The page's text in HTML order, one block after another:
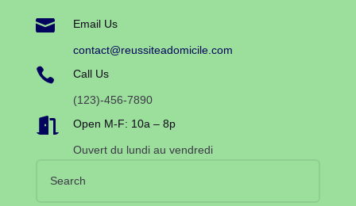
 Email Us
contact@reussiteadomicile.com
 Call Us
(123)-456-7890
 Open M-F: 10a – 8p
Ouvert du lundi au vendredi